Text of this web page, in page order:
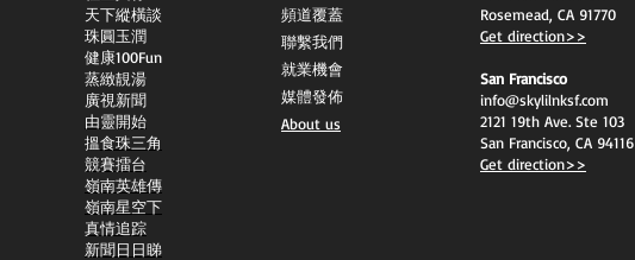
天下縱橫談
​珠圓玉潤
​健康100Fun
蒸緻靚湯
​廣視新聞
由靈開始
搵食珠三角
競賽擂台
嶺南英雄傳
嶺南星空下
真情追踪
新聞日日睇
頻道覆蓋
聯繫我們
就業機會
媒體發佈
About us
Rosemead, CA 91770
Get direction>>
San Francisco
info@skylilnksf.com
2121 19th Ave. Ste 103
San Francisco, CA 94116
Get direction>>